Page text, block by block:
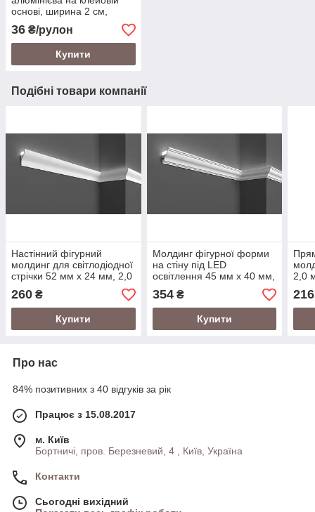
основі, ширина 2 см,
довжина 10 м
36 ₴/рулон
Купити
Подібні товари компанії
Настінний фігурний
молдинг для світлодіодної
стрічки 52 мм х 24 мм, 2,0
260 ₴
Купити
Молдинг фігурної форми
на стіну під LED
освітлення 45 мм х 40 мм,
354₴
Купити
2,0
216
Про нас
84% позитивних з 40 відгуків за рік
Працює з 15.08.2017
м. Київ
Бортничі, пров. Березневий, 4 , Київ, Україна
Контакти
Сьогодні вихідний